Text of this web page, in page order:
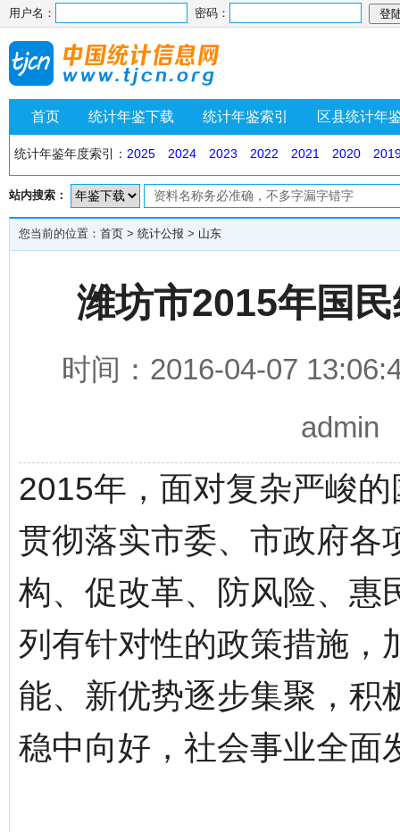
用户名： 密码：
首页 统计年鉴下载 统计年鉴索引 区县统计年
统计年鉴年度索引： 2025 2024 2023 2022 2021 2020
站内搜索：
您当前的位置： 首页 > 统计公报 > 山东
潍坊市2015年国
时间：2016-04-07
admin
2015年，面对复杂严峻
贯彻落实市委、市政府各
构、促改革、防风险、惠
列有针对性的政策措施，
能、新优势逐步集聚，积
稳中向好，社会事业全面